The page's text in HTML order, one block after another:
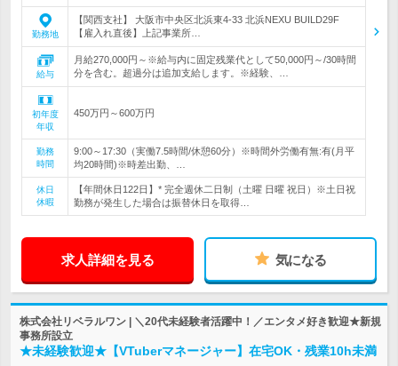
勤務地
【関西支社】 大阪市中央区北浜東4-33 北浜NEXU BUILD29F
【雇入れ直後】上記事業所…
給与
月給270,000円～※給与内に固定残業代として50,000円～/30時間
分を含む。超過分は追加支給します。※経験、…
初年度
年収
450万円～600万円
勤務
時間
9:00～17:30（実働7.5時間/休憩60分）※時間外労働有無:有(月平
均20時間)※時差出勤、…
休日
休暇
【年間休日122日】* 完全週休二日制（土曜 日曜 祝日）※土日祝
勤務が発生した場合は振替休日を取得…
求人詳細を見る 気になる
株式会社リベラルワン | ＼20代未経験者活躍中！／エンタメ好き歓迎★新規
事務所設立
★未経験歓迎★【VTuberマネージャー】在宅OK・残業10h未満